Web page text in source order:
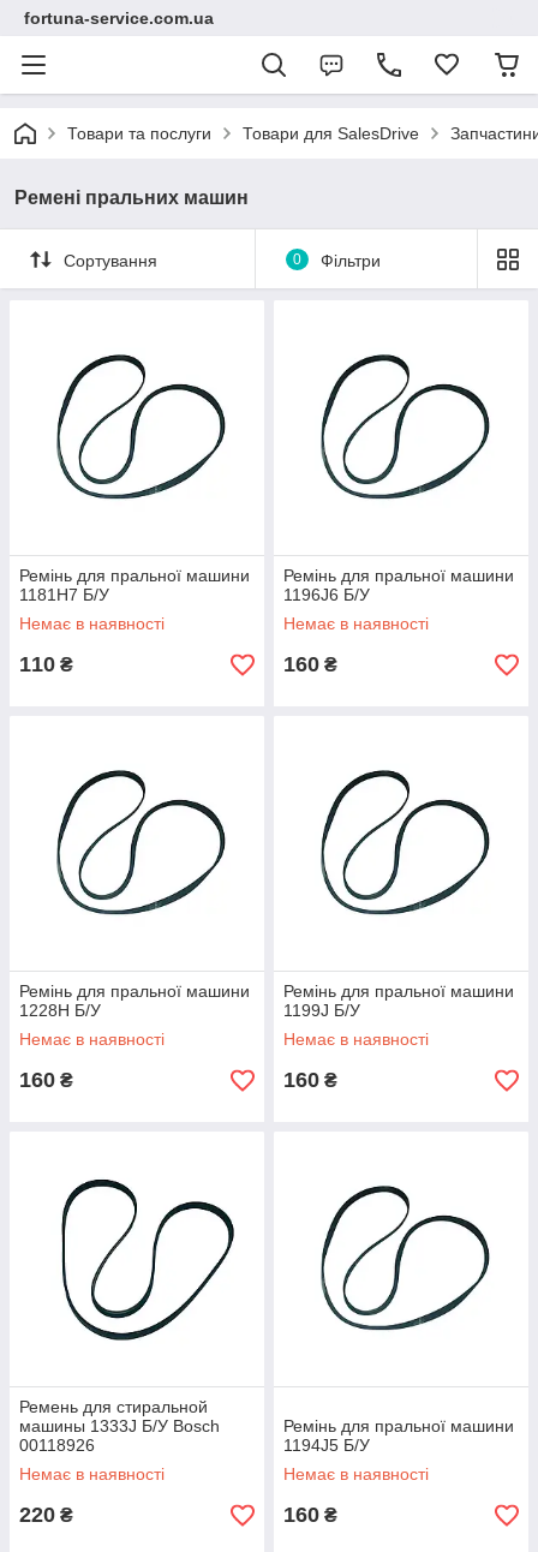
fortuna-service.com.ua
Товари та послуги Товари для SalesDrive
Ремені пральних машин
Сортування 0 Фільтри
Ремінь для пральної машини
1181H7 Б/У
Немає в наявності
110 ₴
Ремінь для пральної машини
1196J6 Б/У
Немає в наявності
160 ₴
Ремінь для пральної машини
1228H Б/У
Немає в наявності
160 ₴
Ремінь для пральної машини
1199J Б/У
Немає в наявності
160 ₴
Ремень для стиральной
машины 1333J Б/У Bosch
00118926
Немає в наявності
220 ₴
Ремінь для пральної машини
1194J5 Б/У
Немає в наявності
160 ₴